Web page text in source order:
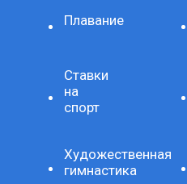
Плавание
Ставки
на
спорт
Художественная
гимнастика